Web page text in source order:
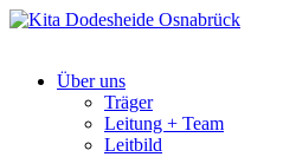
Über uns
Träger
Leitung + Team
Leitbild